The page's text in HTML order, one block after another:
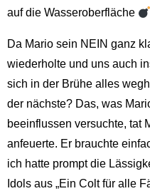
auf die Wasseroberfläche
Da Mario sein NEIN ganz
wiederholte und uns auch
sich in der Brühe alles
der nächste? Das, was
beeinflussen versuchte, tat
anfeuerte. Er brauchte
ich hatte prompt die
Idols aus „Ein Colt für alle